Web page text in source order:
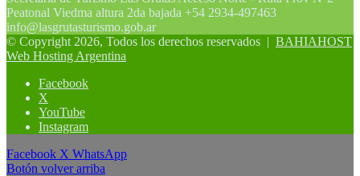
Peatonal Viedma altura 2da bajada +54 2934-497463
info@lasgrutasturismo.gob.ar
© Copyright 2026, Todos los derechos reservados | BAHIAHOST
Web Hosting Argentina
Facebook
X
YouTube
Instagram
Facebook X WhatsApp
Botón volver arriba